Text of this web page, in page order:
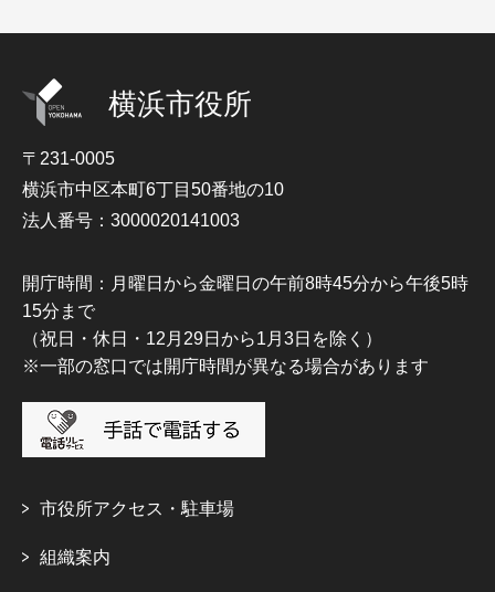
横浜市役所
〒231-0005
横浜市中区本町6丁目50番地の10
法人番号：3000020141003
開庁時間：月曜日から金曜日の午前8時45分から午後5時
15分まで
（祝日・休日・12月29日から1月3日を除く）
※一部の窓口では開庁時間が異なる場合があります
市役所アクセス・駐車場
組織案内